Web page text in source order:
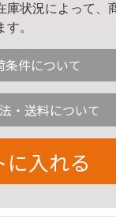
状況によって、
。
条件について
・送料について
に入れる